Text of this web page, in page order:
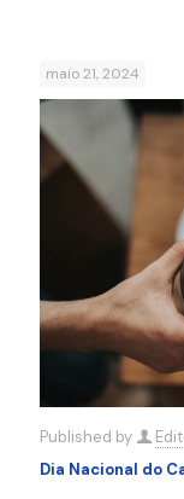
maio 21, 2024
Published by
Dia Nacional do